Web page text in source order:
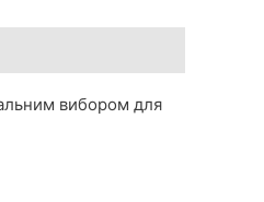
вибором для